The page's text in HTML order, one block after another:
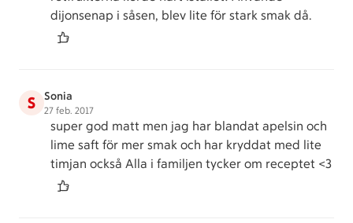
dijonsenap i såsen, blev lite för stark smak då.
S Sonia
27 feb. 2017
super god matt men jag har blandat apelsin och
lime saft för mer smak och har kryddat med lite
timjan också Alla i familjen tycker om receptet <3